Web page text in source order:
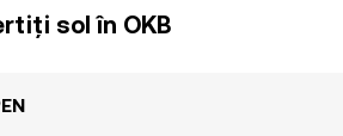
sol în OKB